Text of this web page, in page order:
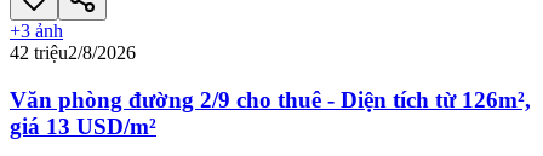
+3 ảnh
42 triệu2/8/2026
Văn phòng đường 2/9 cho thuê - Diện tích từ 126m²,
giá 13 USD/m²